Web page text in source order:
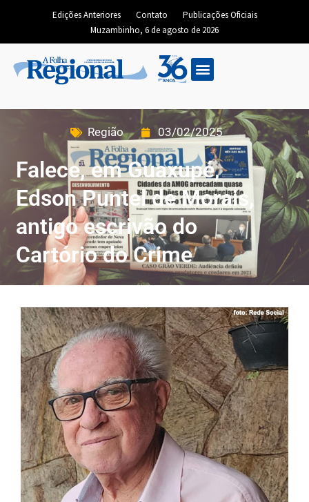
Edições Anteriores Contato
Publicações Oficiais
Muzambinho, 6 de agosto de 2026
Região 03/02/2025
Falece, em Guaxupé,
Edson Puntel de Morais,
antigo escrivão do
Cartório do Crime